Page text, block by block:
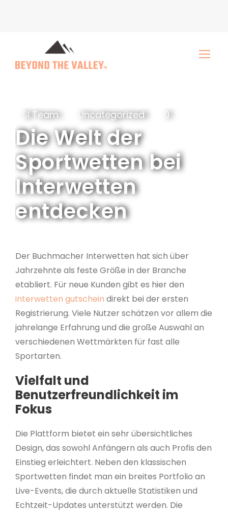
SI Team Uncategorized 0
Die Welt der
Sportwetten bei
Interwetten
entdecken
Der Buchmacher Interwetten hat sich über
Jahrzehnte als feste Größe in der Branche
etabliert. Für neue Kunden gibt es hier den
interwetten gutschein direkt bei der ersten
Registrierung. Viele Nutzer schätzen vor allem die
jahrelange Erfahrung und die große Auswahl an
verschiedenen Wettmärkten für fast alle
Sportarten.
Vielfalt und
Benutzerfreundlichkeit im
Fokus
Die Plattform bietet ein sehr übersichtliches
Design, das sowohl Anfängern als auch Profis den
Einstieg erleichtert. Neben den klassischen
Sportwetten findet man ein breites Portfolio an
Live-Events, die durch aktuelle Statistiken und
Echtzeit-Updates unterstützt werden. Die